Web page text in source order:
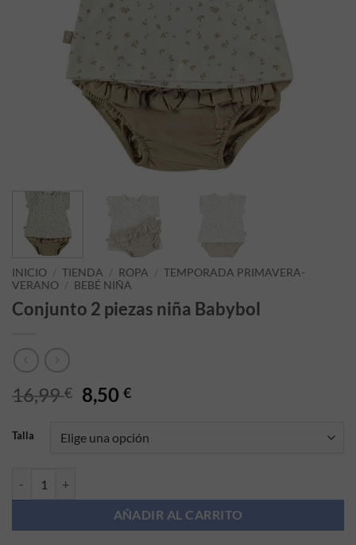
INICIO / TIENDA / ROPA / TEMPORADA PRIMAVERA-
VERANO / BEBÉ NIÑA
Conjunto 2 piezas niña Babybol
16,99€ El precio original era: 16,99 €.
8,50€El precio actual es: 8,50 €.
Talla
AÑADIR AL CARRITO